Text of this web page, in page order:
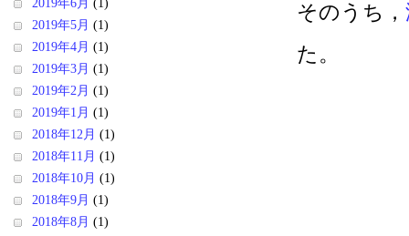
そのうち，
た。
2019年6月 (1)
2019年5月 (1)
2019年4月 (1)
2019年3月 (1)
2019年2月 (1)
2019年1月 (1)
2018年12月 (1)
2018年11月 (1)
2018年10月 (1)
2018年9月 (1)
2018年8月 (1)